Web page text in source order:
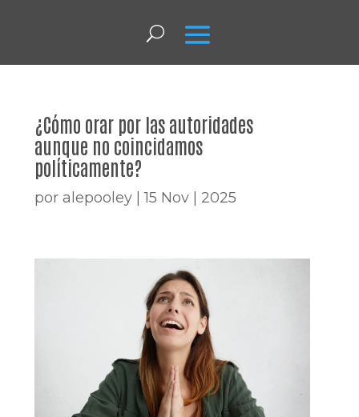
¿Cómo orar por las autoridades
aunque no coincidamos
políticamente?
por alepooley |15 Nov | 2025